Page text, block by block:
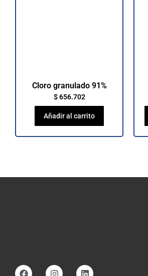
Cloro granulado 91%
$656.702
Añadir al carrito